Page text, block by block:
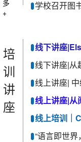
多
+
学校召开图
培
训
讲
座
线下讲座
线下讲座|从
线上讲座|
线上讲座|从
线上培训｜
“语言即世